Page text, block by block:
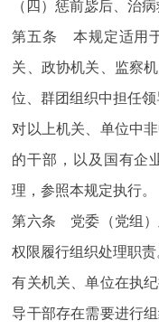
（四）惩前毖后、治病
第五条 本规定适用
关、政协机关、监察
位、群团组织中担任领
对以上机关、单位中
的干部，以及国有企
理，参照本规定执行。
第六条 党委（党组）
权限履行组织处理职责
有关机关、单位在执
导干部存在需要进行